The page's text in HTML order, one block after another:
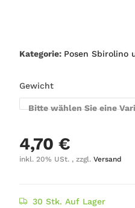
Kategorie: Posen Sbirolino
Gewicht
Bitte wählen Sie eine
4,70 €
inkl. 20% USt. , zzgl. Versand
30 Stk. Auf Lager